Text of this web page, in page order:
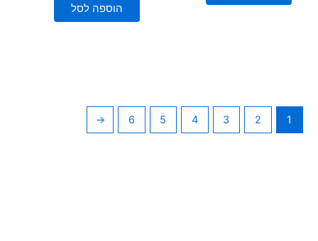
הוספה לסל
1
2
3
4
5
6
←